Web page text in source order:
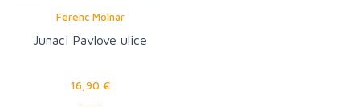
Ferenc Molnar
Junaci Pavlove ulice
16,90 €